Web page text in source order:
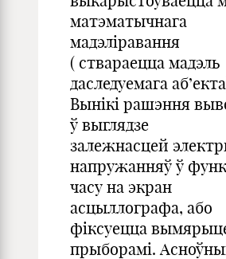
матэматычнага
мадэліравання
( ствараецца мадэль
даследуемага
Вынікі рашэння
ў выглядзе
залежнасцей
напружанняў ў
часу на экран
асцыллографа, або
фіксуецца
прыборамі.